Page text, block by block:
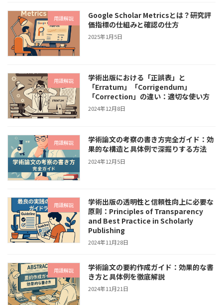
用語解説
Google Scholar Metricsとは？研究評
価指標の仕組みと確認の仕方
2025年1月5日
用語解説
学術出版における「正誤表」と
「Erratum」「Corrigendum」
「Correction」の違い：適切な使い方
2024年12月8日
用語解説
学術論文の考察の書き方完全ガイド：効
果的な構造と具体例で深掘りする方法
2024年12月5日
用語解説
学術出版の透明性と信頼性向上に必要な
原則：Principles of Transparency
and Best Practice in Scholarly
Publishing
2024年11月28日
用語解説
学術論文の要約作成ガイド：効果的な書
き方と具体例を徹底解説
2024年11月21日